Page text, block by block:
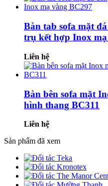
Bàn tab sofa mặt
trụ kết hợp Inox
Liên hệ
Bàn bên sofa mặt
hình thang BC311
Liên hệ
Sản phẩm đã xem